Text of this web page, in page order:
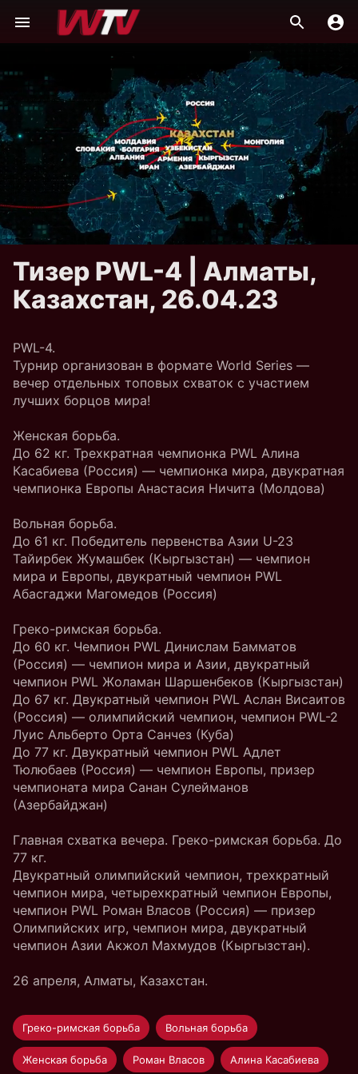
Тизер PWL-4 | Алматы,
Казахстан, 26.04.23
PWL-4.
Турнир организован в формате World Series —
вечер отдельных топовых схваток с участием
лучших борцов мира!
Женская борьба.
До 62 кг. Трехкратная чемпионка PWL Алина
Касабиева (Россия) — чемпионка мира, двукратная
чемпионка Европы Анастасия Ничита (Молдова)
Вольная борьба.
До 61 кг. Победитель первенства Азии U-23
Тайирбек Жумашбек (Кыргызстан) — чемпион
мира и Европы, двукратный чемпион PWL
Абасгаджи Магомедов (Россия)
Греко-римская борьба.
До 60 кг. Чемпион PWL Динислам Бамматов
(Россия) — чемпион мира и Азии, двукратный
чемпион PWL Жоламан Шаршенбеков (Кыргызстан)
До 67 кг. Двукратный чемпион PWL Аслан Висаитов
(Россия) — олимпийский чемпион, чемпион PWL-2
Луис Альберто Орта Санчез (Куба)
До 77 кг. Двукратный чемпион PWL Адлет
Тюлюбаев (Россия) — чемпион Европы, призер
чемпионата мира Санан Сулейманов
(Азербайджан)
Главная схватка вечера. Греко-римская борьба. До
77 кг.
Двукратный олимпийский чемпион, трехкратный
чемпион мира, четырехкратный чемпион Европы,
чемпион PWL Роман Власов (Россия) — призер
Олимпийских игр, чемпион мира, двукратный
чемпион Азии Акжол Махмудов (Кыргызстан).
26 апреля, Алматы, Казахстан.
Греко-римская борьба Вольная борьба
Женская борьба Роман Власов Алина Касабиева